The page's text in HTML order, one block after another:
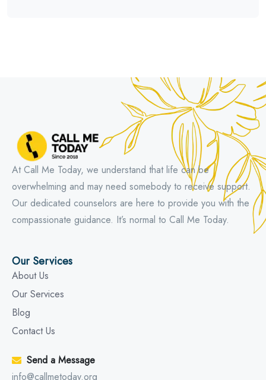
At Call Me Today, we understand that life can be
overwhelming and may need somebody to receive support.
Our dedicated counselors are here to provide you with the
compassionate guidance. It’s normal to Call Me Today.
Our Services
About Us
Our Services
Blog
Contact Us
Send a Message
info@callmetoday.org